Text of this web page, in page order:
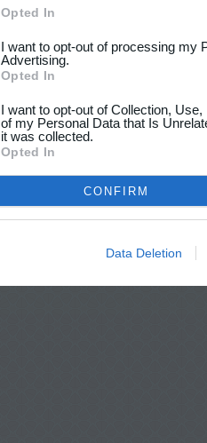
Opted In
I want to opt-out of processing my
Advertising.
Opted In
I want to opt-out of Collection,
of my Personal Data that Is
it was collected.
Opted In
CONFIRM
Data Deletion